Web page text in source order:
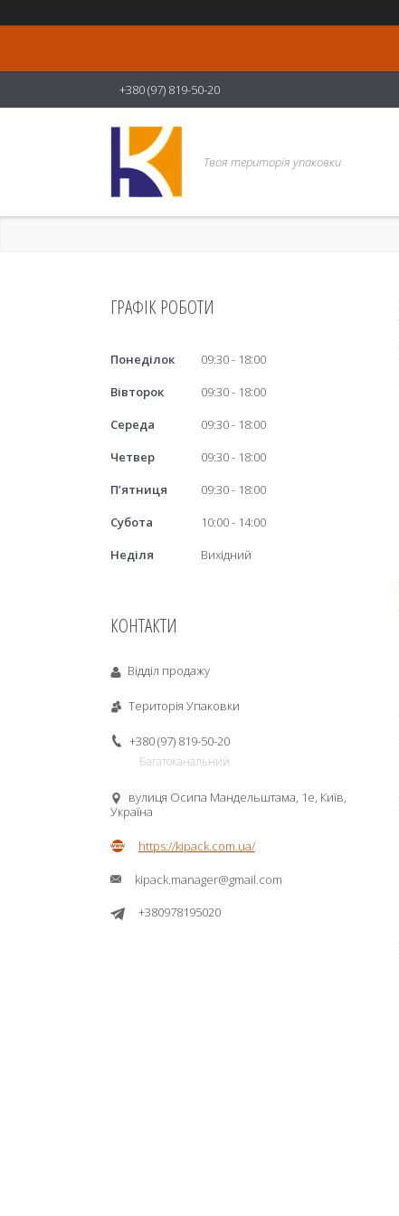
+380 (97) 819-50-20
Твоя територія упаковки
ГРАФІК РОБОТИ
Понеділок 09:30
18:00
Вівторок
09:30
18:00
Середа
09:30
18:00
Четвер
09:30
18:00
Пʼятниця
09:30
18:00
Субота
10:00
14:00
Неділя
Вихідний
КОНТАКТИ
Відділ продажу
Територія Упаковки
+380 (97) 819-50-20
Багатоканальний
вулиця Осипа Мандельштама, 1е, Київ,
Україна
https://kipack.com.ua/
kipack.manager@gmail.com
+380978195020